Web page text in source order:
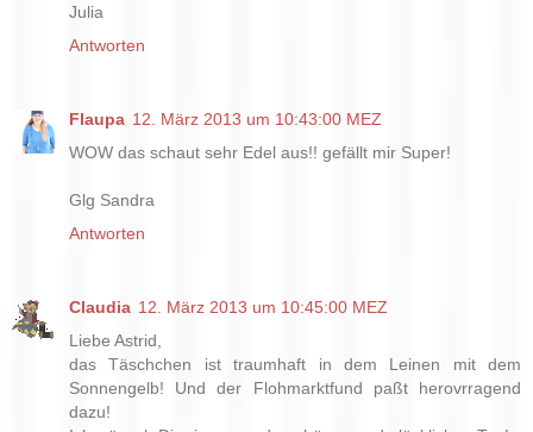
Julia
Antworten
Flaupa 12. März 2013 um 10:43:00 MEZ
WOW das schaut sehr Edel aus!! gefällt mir Super!
Glg Sandra
Antworten
Claudia 12. März 2013 um 10:45:00 MEZ
Liebe Astrid,
das Täschchen ist traumhaft in dem Leinen mit dem
Sonnengelb! Und der Flohmarktfund paßt herovrragend
dazu!